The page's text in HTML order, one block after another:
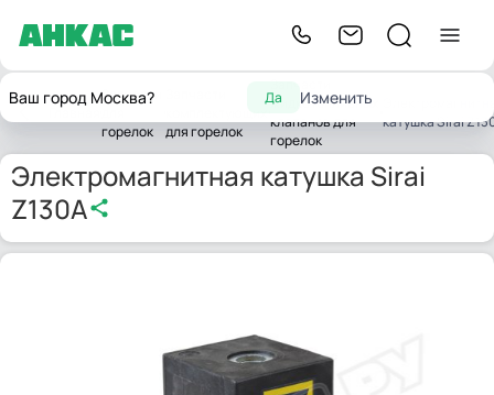
Ваш город Москва? Да Изменить
Главная
Запчасти
горелок
для горелок
жидкотопливных
клапанов для
горелок
катушка Sirai
Электромагнитная катушка Sirai
Z130A